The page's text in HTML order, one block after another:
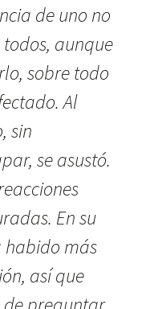
de uno no
aunque
sobre todo
Al
sin
se asustó.
En su
habido más
así que